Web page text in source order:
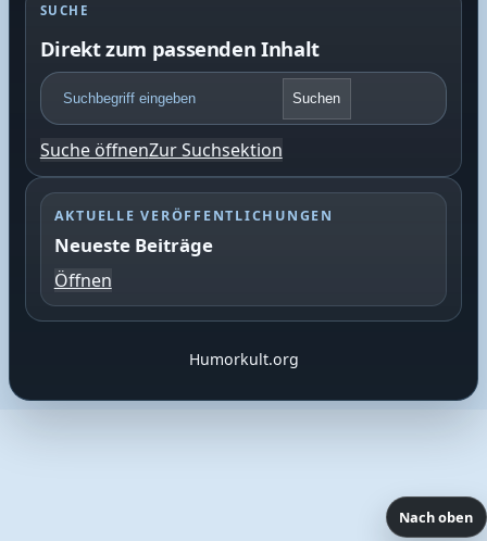
SUCHE
Direkt zum passenden Inhalt
F
o
t
e
r
h
e
Suchen
Suche öffnenZur Suchsektion
AKTUELLE VERÖFFENTLICHUNGEN
Neueste Beiträge
Öffnen
Humorkult.org
Nach oben